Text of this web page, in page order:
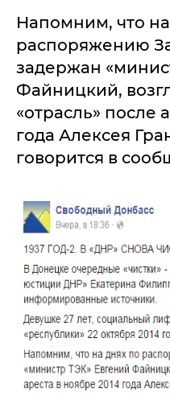
Напомним, что
распоряжению
задержан
Файницкий,
«отрасль» после
года Алексея
говорится в